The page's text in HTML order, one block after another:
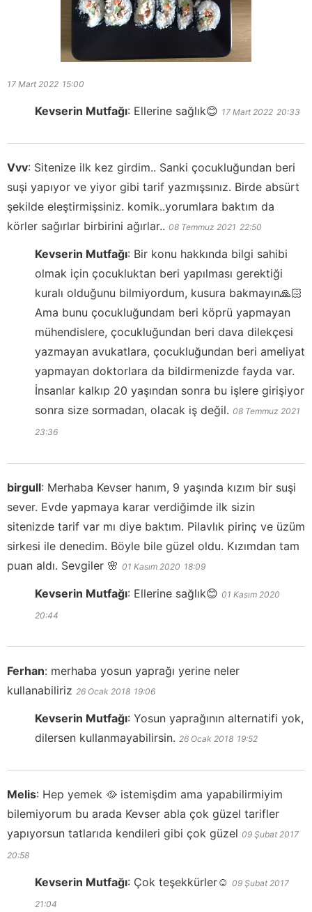
17 Mart 2022 15:00
Kevserin Mutfağı: Ellerine sağlık😊 17 Mart 2022 20:33
Vvv: Sitenize ilk kez girdim.. Sanki çocukluğundan beri
suşi yapıyor ve yiyor gibi tarif yazmışsınız. Birde absürt
şekilde eleştirmişsiniz. komik..yorumlara baktım da
körler sağırlar birbirini ağırlar.. 08 Temmuz 2021 22:50
Kevserin Mutfağı: Bir konu hakkında bilgi sahibi
olmak için çocukluktan beri yapılması gerektiği
kuralı olduğunu bilmiyordum, kusura bakmayın🙏🏻
Ama bunu çocukluğundam beri köprü yapmayan
mühendislere, çocukluğundan beri dava dilekçesi
yazmayan avukatlara, çocukluğundan beri ameliyat
yapmayan doktorlara da bildirmenizde fayda var.
İnsanlar kalkıp 20 yaşından sonra bu işlere girişiyor
sonra size sormadan, olacak iş değil. 08 Temmuz 2021
23:36
birgull: Merhaba Kevser hanım, 9 yaşında kızım bir suşi
sever. Evde yapmaya karar verdiğimde ilk sizin
sitenizde tarif var mı diye baktım. Pilavlık pirinç ve üzüm
sirkesi ile denedim. Böyle bile güzel oldu. Kızımdan tam
puan aldı. Sevgiler 🌸 01 Kasım 2020 18:09
Kevserin Mutfağı: Ellerine sağlık😊 01 Kasım 2020
20:44
Ferhan: merhaba yosun yaprağı yerine neler
kullanabiliriz 26 Ocak 2018 19:06
Kevserin Mutfağı: Yosun yaprağının alternatifi yok,
dilersen kullanmayabilirsin. 26 Ocak 2018 19:52
Melis: Hep yemek 🥘 istemişdim ama yapabilirmiyim
bilemiyorum bu arada Kevser abla çok güzel tarifler
yapıyorsun tatlarıda kendileri gibi çok güzel 09 Şubat 2017
20:58
Kevserin Mutfağı: Çok teşekkürler☺️ 09 Şubat 2017
21:04